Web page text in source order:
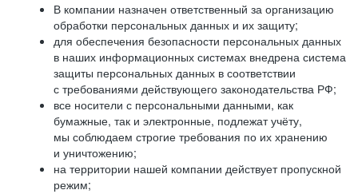
В компании назначен ответственный за организацию
обработки персональных данных и их защиту;
для обеспечения безопасности персональных данных
в наших информационных системах внедрена система
защиты персональных данных в соответствии
с требованиями действующего законодательства РФ;
все носители с персональными данными, как
бумажные, так и электронные, подлежат учёту,
мы соблюдаем строгие требования по их хранению
и уничтожению;
на территории нашей компании действует пропускной
режим;